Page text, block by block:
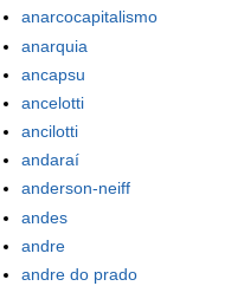
anarcocapitalismo
anarquia
ancapsu
ancelotti
ancilotti
andaraí
anderson-neiff
andes
andre
andre do prado